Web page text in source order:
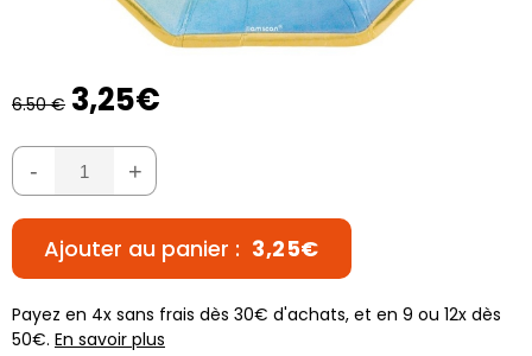
6.50 € 3,25€
- +
Ajouter au panier : 3,25€
Payez en 4x sans frais dès 30€ d'achats, et en 9 ou 12x dès
50€. En savoir plus